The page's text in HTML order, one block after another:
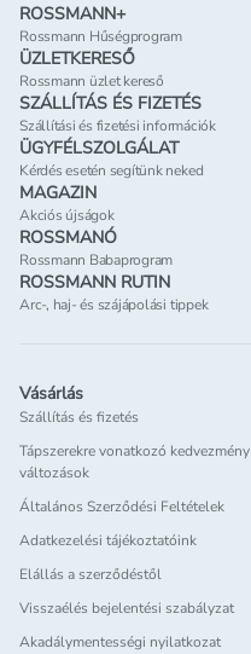
ROSSMANN+
Rossmann Hűségprogram
ÜZLETKERESŐ
Rossmann üzlet kereső
SZÁLLÍTÁS ÉS FIZETÉS
Szállítási és fizetési információk
ÜGYFÉLSZOLGÁLAT
Kérdés esetén segítünk neked
MAGAZIN
Akciós újságok
ROSSMANÓ
Rossmann Babaprogram
ROSSMANN RUTIN
Arc-, haj- és szájápolási tippek
Vásárlás
Szállítás és fizetés
Tápszerekre vonatkozó kedvezmény
változások
Általános Szerződési Feltételek
Adatkezelési tájékoztatóink
Elállás a szerződéstől
Visszaélés bejelentési szabályzat
Akadálymentességi nyilatkozat